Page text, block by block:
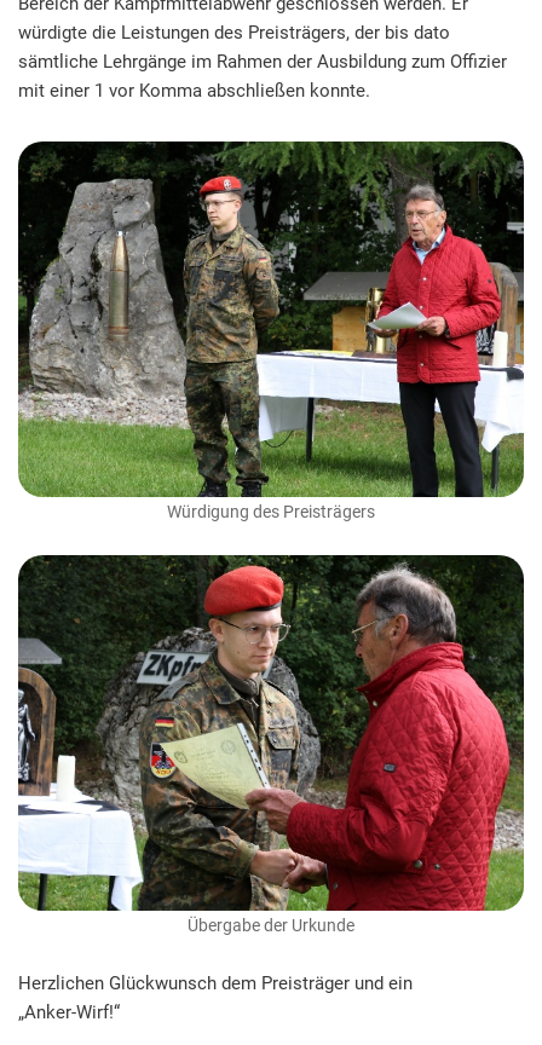
würdigte die Leistungen des Preisträgers, der bis dato
sämtliche Lehrgänge im Rahmen der Ausbildung zum Offizier
mit einer 1 vor Komma abschließen konnte.
Würdigung des Preisträgers
Übergabe der Urkunde
Herzlichen Glückwunsch dem Preisträger und ein
„Anker-Wirf!“